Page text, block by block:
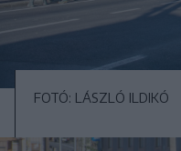
FOTÓ: LÁSZLÓ ILDIKÓ